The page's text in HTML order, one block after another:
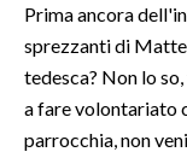
Prima ancora
sprezzanti di
tedesca? Non lo
a fare volontariato
parrocchia, non